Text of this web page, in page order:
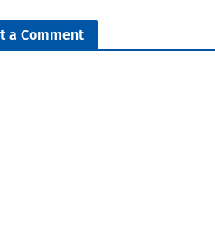
a Comment